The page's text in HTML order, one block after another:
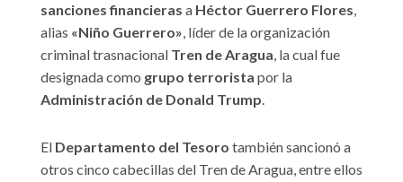
sanciones financieras a Héctor Guerrero Flores,
alias «Niño Guerrero», líder de la organización
criminal trasnacional Tren de Aragua, la cual fue
designada como grupo terrorista por la
Administración de Donald Trump.
El Departamento del Tesoro también sancionó a
otros cinco cabecillas del Tren de Aragua, entre ellos